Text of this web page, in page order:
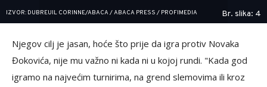
IZVOR: DUBREUIL CORINNE/ABACA / ABACA PRESS / PROFIMEDIA Br. slika: 4
Njegov cilj je jasan, hoće što prije da igra protiv Novaka
Đokovića, nije mu važno ni kada ni u kojoj rundi. "Kada god
igramo na najvećim turnirima, na grend slemovima ili kroz